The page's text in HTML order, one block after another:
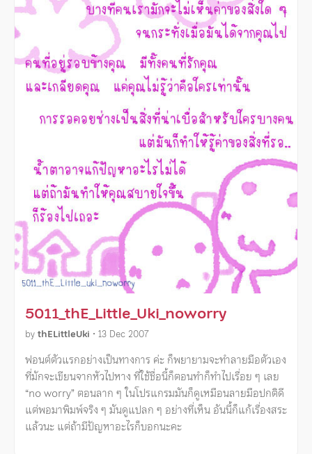
5011_thE_Little_Uki_noworry
bythELittleUki • 13 Dec 2007
ฟอนต์ตัวแรกอย่างเป็นทางการ ค่ะ ก็พยายามจะทําลายมือตัวเอง
ที่มักจะเขียนจากหัวไปหาง ที่ใช้ชื่อนี้ก็ตอนทําก็ทําไปเรื่อย ๆ เลย
“no worry” ตอนลาก ๆ ในโปรแกรมมันก็ดูเหมือนลายมือปกติดี
แต่พอมาพิมพ์จริง ๆ มันดูแปลก ๆ อย่างที่เห็น อันนี้ก็แก้เรื่องสระ
แล้วนะ แต่ถ้ามีปัญหาอะไรก็บอกนะคะ